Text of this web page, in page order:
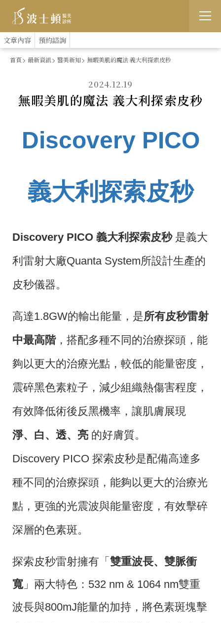
跳
:::
文章內容 預約諮詢
首頁 最新資訊 醫美新知 無暇美肌的魔法 義大利探索皮秒
2024.12.19
無暇美肌的魔法 義大利探索皮秒
Discovery PICO
義大利探索皮秒
Discovery PICO 義大利探索皮秒是義大
利雷射大廠Quanta System所設計生產的
皮秒儀器。
高達1.8GW的輸出能量，是所有皮秒雷射
中最高階，搭配多種不同的治療探頭，能
夠以更大的治療光點，較低的能量密度，
震碎黑色素粒子，減少組織熱傷害程度，
有效降低術後反黑機率，讓肌膚展現
淨、白、透、亮 的好膚質。
Discovery PICO 探索皮秒是配備高達多
種不同的治療探頭，能夠以更大的治療光
點，更強的光震波與能量密度，有效擊碎
深層的色素斑。
探索皮秒雷射擁有「 雙重波長、雙脈衝
寬」兩大特色：532 nm & 1064 nm雙重
波長與800mJ能量的加持，將色素斑塊擊